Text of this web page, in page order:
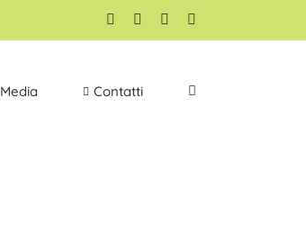
FacebookYouTubeGoogle+
Media Contatti